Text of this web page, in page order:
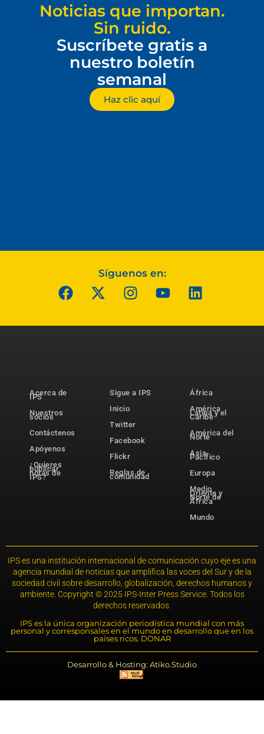
Noticias que importan.
Sin ruido.
Suscríbete gratis a
nuestro boletín
semanal
Haz clic aquí
Síguenos en:
Acerca de
IPS
Nuestros
socios
Contáctenos
Apóyenos
¿Quieres
publicar
notas de
IPS?
Sigue a IPS
Inicio
Twitter
Facebook
Flickr
Reglas de
comunidad
África
América
Latina y el
Caribe
América del
Norte
Asia-
Pacífico
Europa
Medio
Oriente y
Norte de
África
Mundo
IPS es una institución internacional de comunicación cuyo eje es una
agencia mundial de noticias que amplifica las voces del Sur y de la
sociedad civil sobre desarrollo, globalización, derechos humanos y
ambiente. Copyright © 2025 IPS-Inter Press Service. Todos los
derechos reservados.
IPS es la única organización periodística mundial con más
personal y corresponsales en el mundo en desarrollo que en los
países ricos. DONAR
Desarrollo & Hosting: Atiko.Studio